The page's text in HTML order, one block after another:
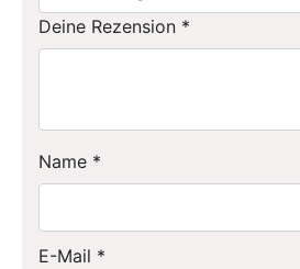
Deine Rezension *
Name *
E-Mail *